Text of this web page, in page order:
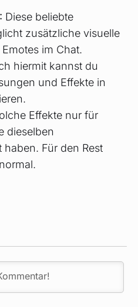
Diese beliebte
zusätzliche visuelle
im Chat.
hiermit kannst du
und Effekte in
Effekte nur für
dieselben
Für den Rest